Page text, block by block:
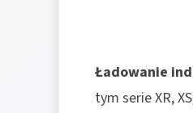
Ładowanie
tym serie XR,